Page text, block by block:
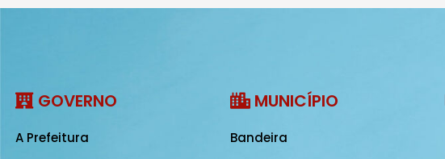
GOVERNO
A Prefeitura
MUNICÍPIO
Bandeira